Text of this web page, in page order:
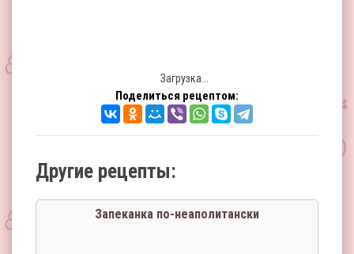
Загрузка...
Поделиться рецептом:
Другие рецепты:
Запеканка по-неаполитански